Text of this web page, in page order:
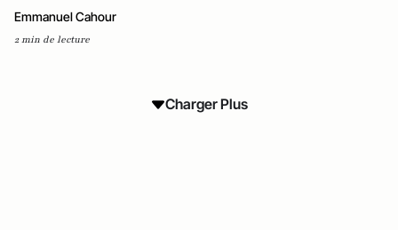
Emmanuel Cahour
2 min de lecture
Charger Plus